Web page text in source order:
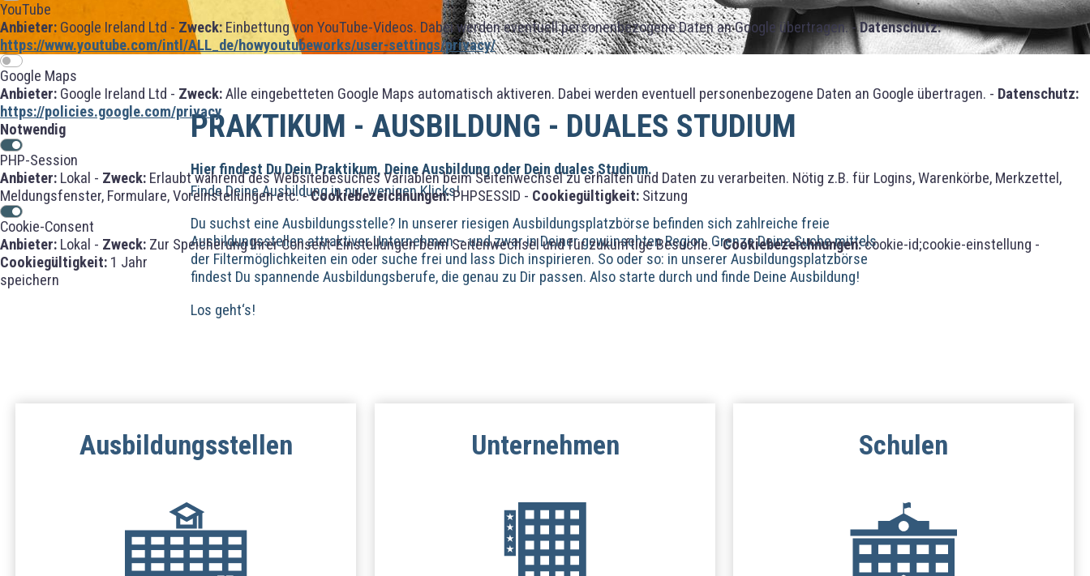
YouTube
Anbieter: Google Ireland Ltd - Zweck: Einbettung von YouTube-Videos. Dabei werden eventuell personenbezogene Daten an Google übertragen. -Datenschutz:
https://www.youtube.com/intl/ALL_de/howyoutubeworks/user-settings/privacy/
Google Maps
Anbieter: Google Ireland Ltd - Zweck:Alle eingebetteten Google Maps automatisch aktiveren. Dabei werden eventuell personenbezogene Daten an Google übertragen. - Datenschutz:
https://policies.google.com/privacy
Notwendig
PHP-Session
Anbieter: Lokal - Zweck: Erlaubt während des Websitebesuches Variablen beim Seitenwechsel zu erhalten und Daten zu verarbeiten. Nötig z.B. für Logins, Warenkörbe, Merkzettel,
Meldungsfenster, Formulare, Voreinstellungen etc. -Cookiebezeichnungen:PHPSESSID - Cookiegültigkeit: Sitzung
Cookie-Consent
Anbieter: Lokal - Zweck: Zur Speicherung Ihrer Consent-Einstellungen beim Seitenwechsel und für zukünftige Besuche. -Cookiebezeichnungen:cookie-id;cookie-einstellung -
Cookiegültigkeit: 1 Jahr
speichern
PRAKTIKUM - AUSBILDUNG - DUALES STUDIUM
Hier findest Du Dein Praktikum, Deine Ausbildung oder Dein duales Studium.
Finde Deine Ausbildung in nur wenigen Klicks!
Du suchst eine Ausbildungsstelle? In unserer riesigen Ausbildungsplatzbörse befinden sich zahlreiche freie
Ausbildungsstellen attraktiver Unternehmen – und zwar in Deiner gewünschten Region. Grenze Deine Suche mittels
der Filtermöglichkeiten ein oder suche frei und lass Dich inspirieren. So oder so: in unserer Ausbildungsplatzbörse
findest Du spannende Ausbildungsberufe, die genau zu Dir passen. Also starte durch und finde Deine Ausbildung!
Los geht‘s!
Ausbildungs­stellen Unternehmen Schulen